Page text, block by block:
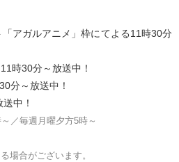
アガルアニメ」枠にてよる11時30分
時30分～放送中！
分～放送中！
中！
／毎週月曜夕方5時～
場合がございます。